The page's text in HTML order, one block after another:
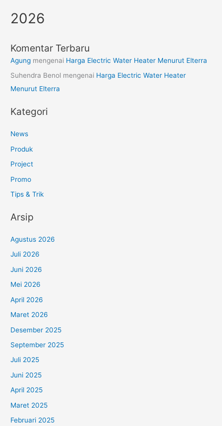
2026
Komentar Terbaru
Agung mengenai Harga Electric Water Heater Menurut Elterra
Suhendra Benol mengenai Harga Electric Water Heater
Menurut Elterra
Kategori
News
Produk
Project
Promo
Tips & Trik
Arsip
Agustus 2026
Juli 2026
Juni 2026
Mei 2026
April 2026
Maret 2026
Desember 2025
September 2025
Juli 2025
Juni 2025
April 2025
Maret 2025
Februari 2025